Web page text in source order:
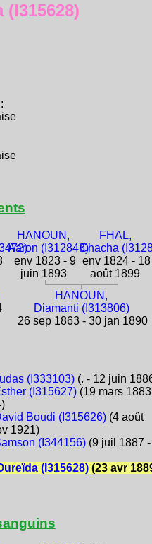
HANOUN,
Aaron (I312843)
env 1823 - 9
juin 1893
FHAL,
Chacha
env 1824 - 18
août 1899
HANOUN,
Diamanti (I313806)
26 sep 1863 - 30 jan 1890
(I333103)(. - 12 juin
(I315627)(19 mars
Boudi (I315626)(4 août
1921)
(I344156)(9 juil 1887 -
(I315628)(23 avr